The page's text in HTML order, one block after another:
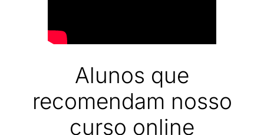
Alunos que
recomendam nosso
curso online